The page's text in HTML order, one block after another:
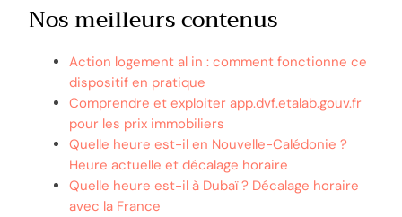
Nos meilleurs contenus
Action logement al in : comment fonctionne ce
dispositif en pratique
Comprendre et exploiter app.dvf.etalab.gouv.fr
pour les prix immobiliers
Quelle heure est-il en Nouvelle-Calédonie ?
Heure actuelle et décalage horaire
Quelle heure est-il à Dubaï ? Décalage horaire
avec la France